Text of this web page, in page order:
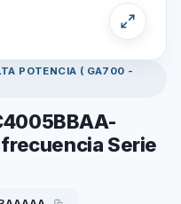
POTENCIA ( GA700 -
Serie